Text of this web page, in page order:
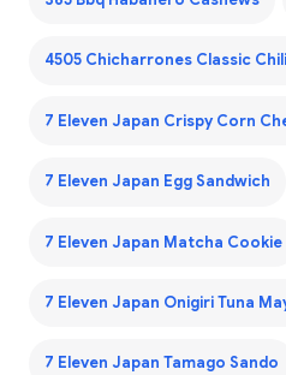
4505 Chicharrones Classic
7 Eleven Japan Crispy Corn
7 Eleven Japan Egg Sandwich
7 Eleven Japan Matcha Cookie
7 Eleven Japan Onigiri Tuna
7 Eleven Japan Tamago Sando